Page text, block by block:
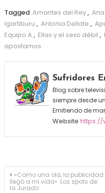
Tagged Amantes del Rey,
Igartiburu , Antonia Dellate ,
Equipo A , Ellas y el sexo débil ,
apostamos
Sufridores
Blog sobre
siempre desde
Emitiendo de
Website https://
Navegación
«Como una ola, la publicidad
llegó a mi vida»: Los spots de
la Jurado